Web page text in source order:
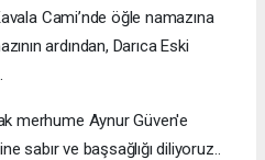
Cami’nde öğle namazına
ardından, Darıca Eski
merhume Aynur Güven'e
sabır ve başsağlığı diliyoruz..